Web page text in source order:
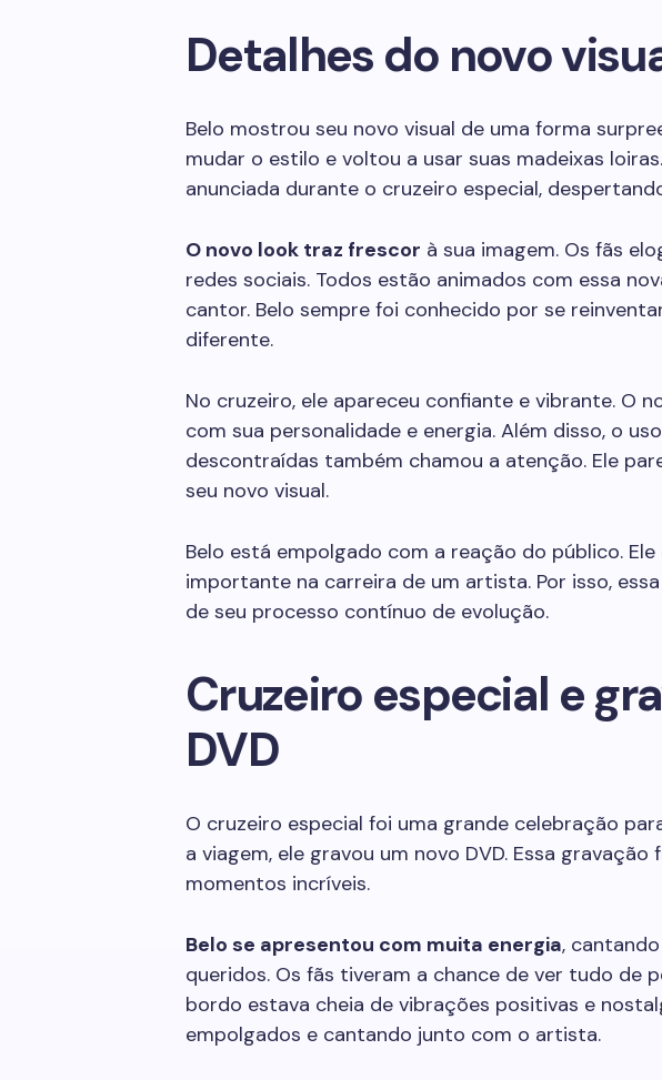
Detalhes do novo
Belo mostrou seu novo visual de uma forma
mudar o estilo e voltou a usar suas madeixas
anunciada durante o cruzeiro especial,
O novo look traz frescor à sua imagem. Os fãs
redes sociais. Todos estão animados com essa
cantor. Belo sempre foi conhecido por se
diferente.
No cruzeiro, ele apareceu confiante e vibrante. O
com sua personalidade e energia. Além disso, o
descontraídas também chamou a atenção. Ele
seu novo visual.
Belo está empolgado com a reação do público.
importante na carreira de um artista. Por isso,
de seu processo contínuo de evolução.
Cruzeiro especial e
DVD
O cruzeiro especial foi uma grande celebração
a viagem, ele gravou um novo DVD. Essa
momentos incríveis.
Belo se apresentou com muita energia,
queridos. Os fãs tiveram a chance de ver tudo de
bordo estava cheia de vibrações positivas e
empolgados e cantando junto com o artista.